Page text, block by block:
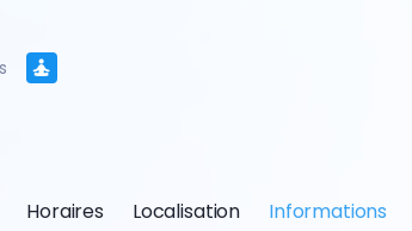
Horaires Localisation Informations